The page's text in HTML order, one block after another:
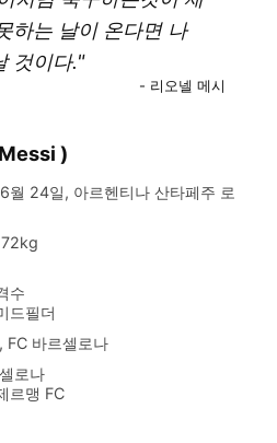
하는 날이 온다면 나
것이다."
- 리오넬 메시
)
월 24일, 아르헨티나 산타페주 로
수
드필더
FC 바르셀로나
로나
르맹 FC